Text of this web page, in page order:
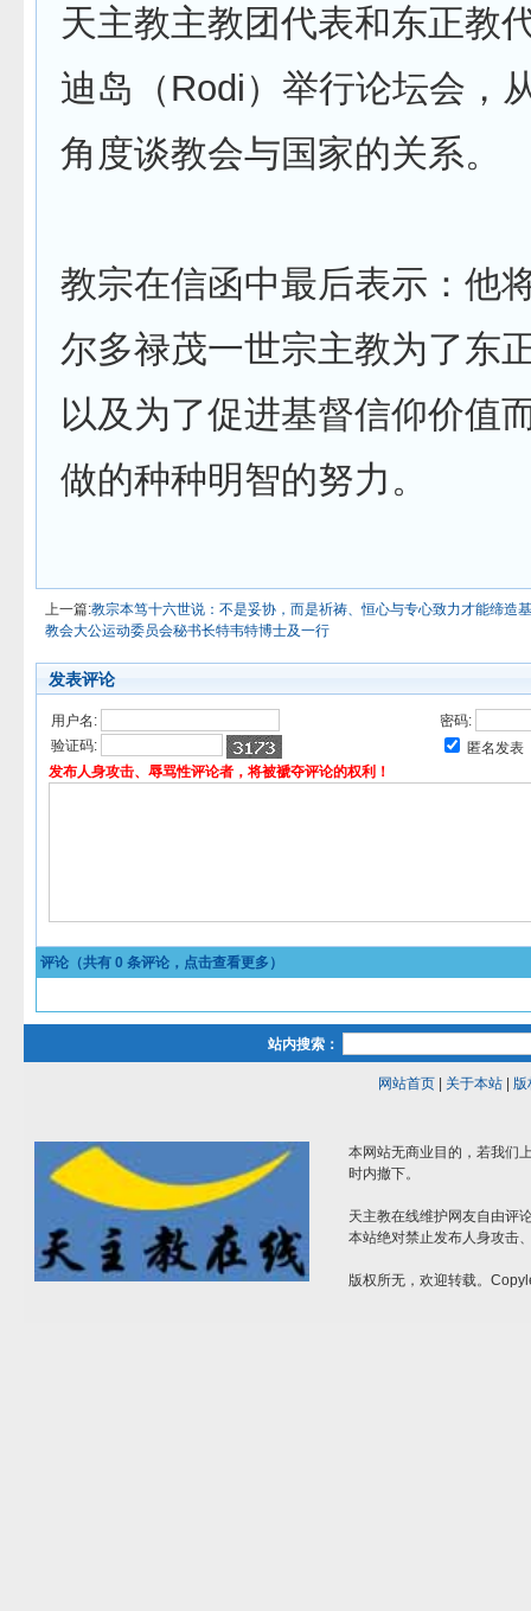
天主教主教团代表和东正教
迪岛（Rodi）举行论坛会，
角度谈教会与国家的关系。
教宗在信函中最后表示：他
尔多禄茂一世宗主教为了东
以及为了促进基督信仰价值
做的种种明智的努力。
上一篇:教宗本笃十六世说：不是妥协，而是祈祷、恒心与专心致力才能缔造
教会大公运动委员会秘书长特韦特博士及一行
发表评论
用户名:
密码:
验证码:
匿名发表
发布人身攻击、辱骂性评论者，将被褫夺评论的权利！
评论（共有 0 条评论，点击查看更多）
站内搜索：
网站首页| 关于本站| 版
本网站无商业目的，若我们
时内撤下。
天主教在线维护网友自由评
本站绝对禁止发布人身攻击
版权所无，欢迎转载。